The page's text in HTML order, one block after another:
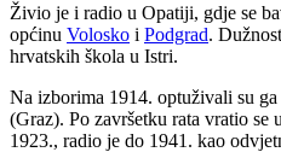
Živio je i radio u Opatiji, gdje se
općinu Volosko i Podgrad.
hrvatskih škola u Istri.
Na izborima 1914. optuživali su
(Graz). Po završetku rata vratio
1923., radio je do 1941. kao